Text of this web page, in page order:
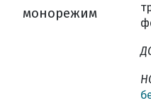
монорежим